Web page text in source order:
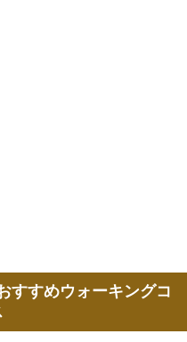
すすめウォーキングコ